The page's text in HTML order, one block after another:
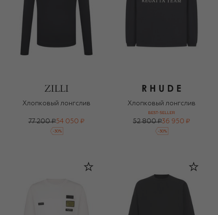
Хлопковый лонгслив
77 200 ₽54 050 ₽
-30%
Хлопковый лонгслив
BEST-SELLER
52 800 ₽36 950 ₽
-30%